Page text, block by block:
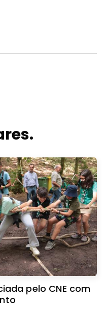
pelo CNE com